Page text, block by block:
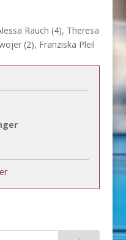
Rauch (4), Theresa
(2), Franziska Pleil